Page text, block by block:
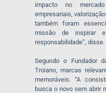
impacto no
empresariais,
também foram
missão de inspirar
responsabilidade”, disse.
Segundo o Fundador
Troiano, marcas
memoráveis. “A
busca o novo sem abrir